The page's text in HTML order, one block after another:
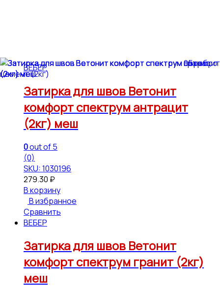
ВЕБЕР
Затирка для швов Ветонит
комфорт спектрум антрацит
(2кг) меш
0out of 5
(0)
SKU: 1030196
279.30 ₽
В корзину
В избранное
Сравнить
ВЕБЕР
Затирка для швов Ветонит
комфорт спектрум гранит (2кг)
меш